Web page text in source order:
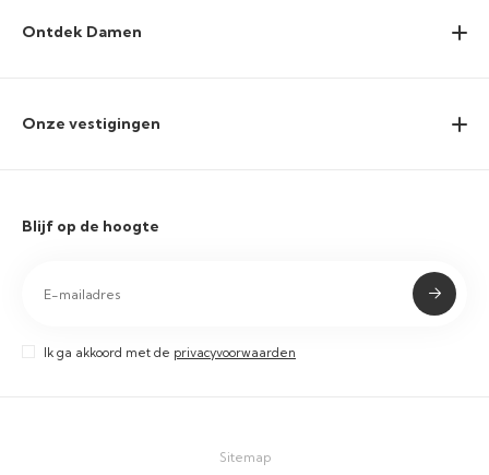
Ontdek Damen
Onze vestigingen
Blijf op de hoogte
Ik ga akkoord met de privacyvoorwaarden
Sitemap